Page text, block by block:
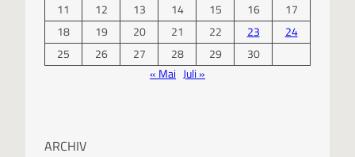
11
12 13 14 15 16
17
18
19 20 21 22 23
24
25
26 27 28 29
30
« Mai Juli »
ARCHIV